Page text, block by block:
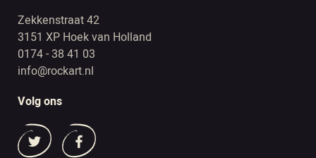
Zekkenstraat 42
3151 XP Hoek van Holland
0174 - 38 41 03
info@rockart.nl
Volg ons